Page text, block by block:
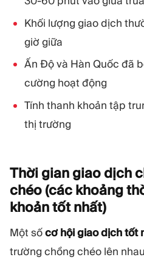
Khối lượng giao dịch
giờ giữa
Ấn Độ và Hàn Quốc đã
cường hoạt động
Tính thanh khoản tập
thị trường
Thời gian giao dịch
chéo (các khoảng
khoản tốtnhất)
Một sốcơ hội giao dịch tốt
trường chồng chéo lên